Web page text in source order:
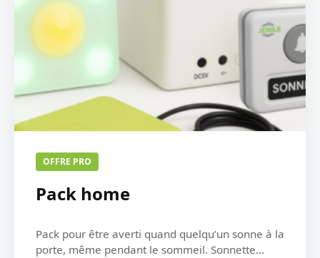
OFFRE PRO
Pack home
Pack pour être averti quand quelqu’un sonne à la
porte, même pendant le sommeil. Sonnette...